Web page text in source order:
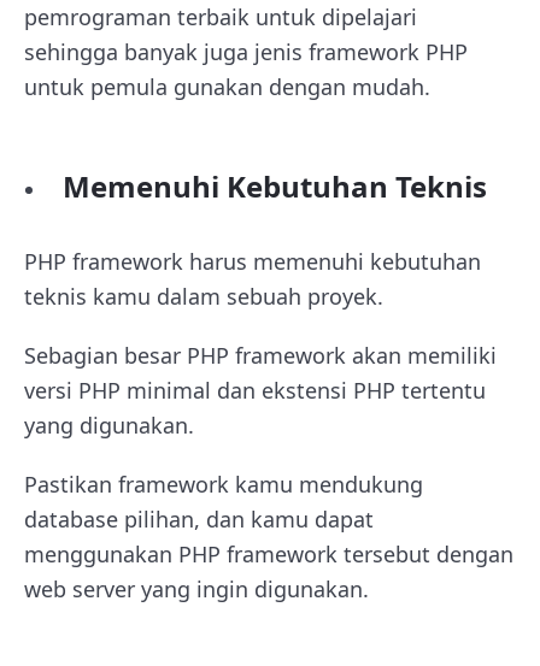
pemrograman terbaik untuk dipelajari
sehingga banyak juga jenis framework PHP
untuk pemula gunakan dengan mudah.
Memenuhi Kebutuhan Teknis
PHP framework harus memenuhi kebutuhan
teknis kamu dalam sebuah proyek.
Sebagian besar PHP framework akan memiliki
versi PHP minimal dan ekstensi PHP tertentu
yang digunakan.
Pastikan framework kamu mendukung
database pilihan, dan kamu dapat
menggunakan PHP framework tersebut dengan
web server yang ingin digunakan.